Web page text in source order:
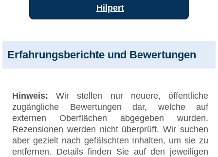
Hilpert
Erfahrungsberichte und Bewertungen
Hinweis: Wir stellen nur neuere, öffentliche
zugängliche Bewertungen dar, welche auf
externen Oberflächen abgegeben wurden.
Rezensionen werden nicht überprüft. Wir suchen
aber gezielt nach gefälschten Inhalten, um sie zu
entfernen. Details finden Sie auf den jeweiligen